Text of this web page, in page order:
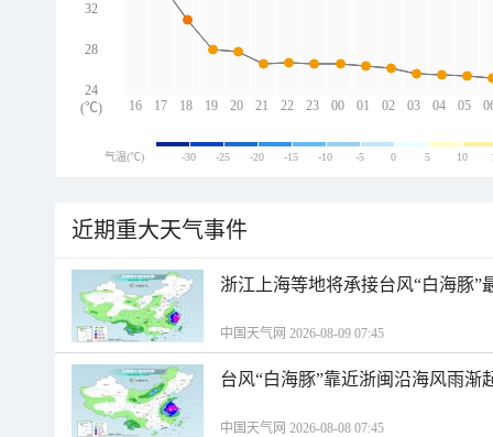
16 17 18 19 20 21 22 23 00 01 02 03 04 05
32
28
24
(℃)
气温(℃) -30 -25 -20 -15 -10 -5 0 5 10
近期重大天气事件
浙江上海等地将承接台风“白海豚”
中国天气网 2026-08-09 07:45
台风“白海豚”靠近浙闽沿海风雨渐
中国天气网 2026-08-08 07:45